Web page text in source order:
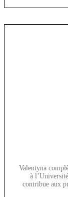
Valentyna
à
contribue aux